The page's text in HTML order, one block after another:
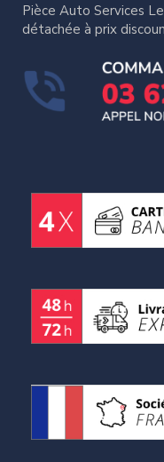
Pièce Auto Services
détachée à prix